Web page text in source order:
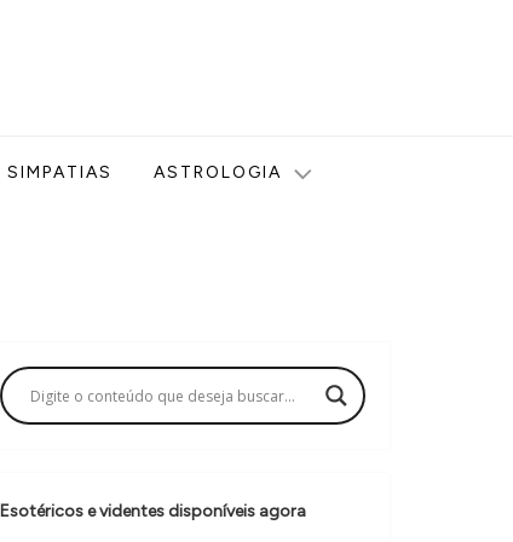
SIMPATIAS ASTROLOGIA
Esotéricos e videntes disponíveis agora